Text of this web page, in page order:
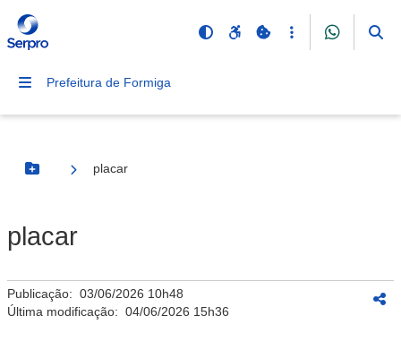
Prefeitura de Formiga
Botão Menu
placar
placar
Publicação: 03/06/2026 10h48
Última modificação: 04/06/2026 15h36